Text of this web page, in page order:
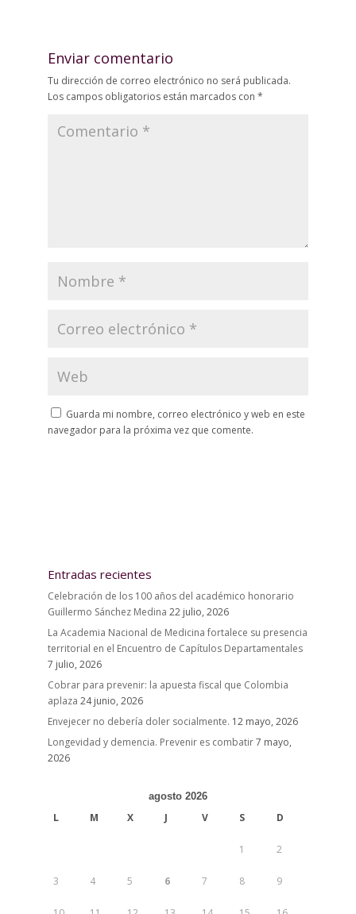
Enviar comentario
Tu dirección de correo electrónico no será publicada.
Los campos obligatorios están marcados con *
Guarda mi nombre, correo electrónico y web en este
navegador para la próxima vez que comente.
Entradas recientes
Celebración de los 100 años del académico honorario
Guillermo Sánchez Medina 22 julio, 2026
La Academia Nacional de Medicina fortalece su presencia
territorial en el Encuentro de Capítulos Departamentales
7 julio, 2026
Cobrar para prevenir: la apuesta fiscal que Colombia
aplaza 24 junio, 2026
Envejecer no debería doler socialmente. 12 mayo, 2026
Longevidad y demencia. Prevenir es combatir7 mayo,
2026
agosto 2026
L M X J V S D
1 2
3 4 5 6 7 8 9